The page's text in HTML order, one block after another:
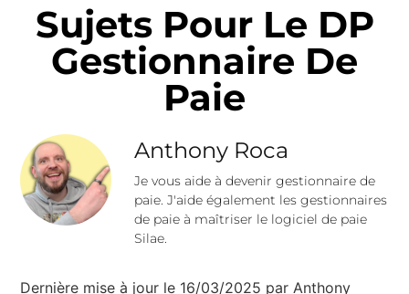
Sujets Pour Le DP
Gestionnaire De
Paie
Anthony Roca
Je vous aide à devenir gestionnaire de
paie. J'aide également les gestionnaires
de paie à maîtriser le logiciel de paie
Silae.
Dernière mise à jour le 16/03/2025 par Anthony